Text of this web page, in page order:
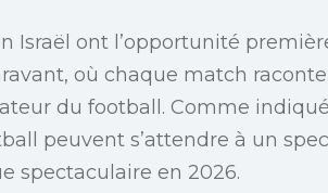
Israël ont l’opportunité
où chaque match
du football. Comme
peuvent s’attendre à un
spectaculaire en 2026.